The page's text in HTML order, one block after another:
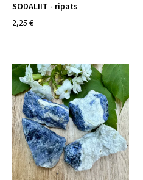
SODALIIT - ripats
2,25 €